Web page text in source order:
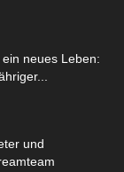
neues Leben:
und